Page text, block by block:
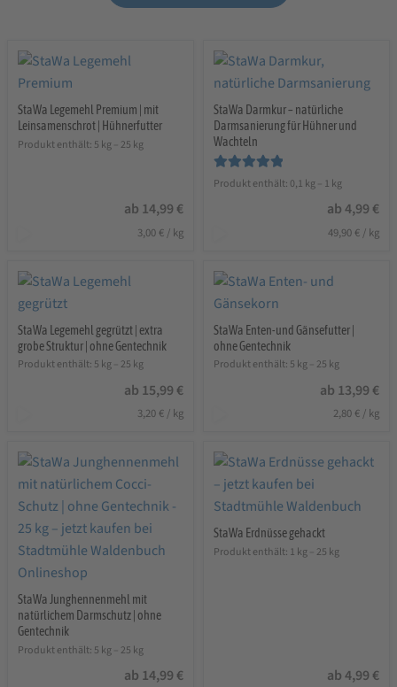
StaWa Legemehl Premium | mit
Leinsamenschrot | Hühnerfutter
Produkt enthält: 5 kg – 25 kg
ab 14,99 €
3,00 € / kg
StaWa Darmkur – natürliche
Darmsanierung für Hühner und
Wachteln
Bewertet mit
Produkt enthält: 0,1 kg– 1 kg
ab4,99 €
49,90 €/ kg
StaWa Legemehl gegrützt | extra
grobe Struktur | ohne Gentechnik
Produkt enthält: 5 kg – 25 kg
ab 15,99 €
3,20 € / kg
StaWa Enten-und Gänsefutter |
ohne Gentechnik
Produkt enthält: 5 kg– 25 kg
ab 13,99 €
2,80 €/ kg
StaWa Junghennenmehl mit
natürlichem Darmschutz | ohne
Gentechnik
Produkt enthält: 5 kg – 25 kg
ab 14,99 €
StaWa Erdnüsse gehackt
Produkt enthält: 1 kg– 25 kg
ab4,99 €